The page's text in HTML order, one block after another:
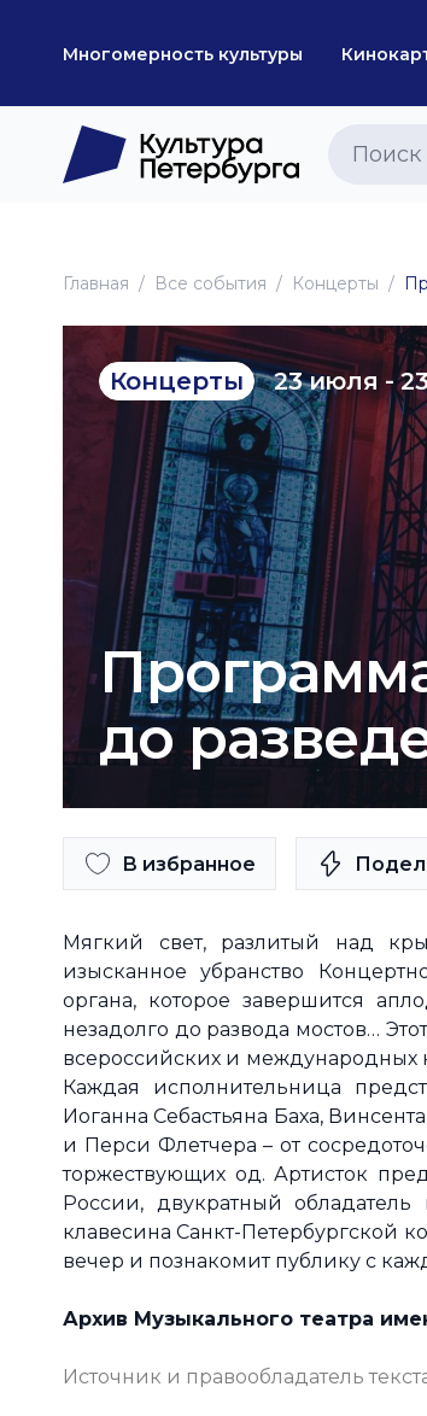
Многомерность культуры
Главная Все события Концерты
Концерты 23 июля -
до
В избранное
Мягкий свет, разлитый над
изысканное убранство
органа, которое завершится
незадолго до развода мостов…
всероссийских и международных
Каждая исполнительница
Иоганна Себастьяна Баха,
и Перси Флетчера – от
торжествующих од. Артисток
России, двукратный
клавесина Санкт-Петербургской
вечер и познакомит публику с
Архив Музыкального театра
Источник и правообладатель